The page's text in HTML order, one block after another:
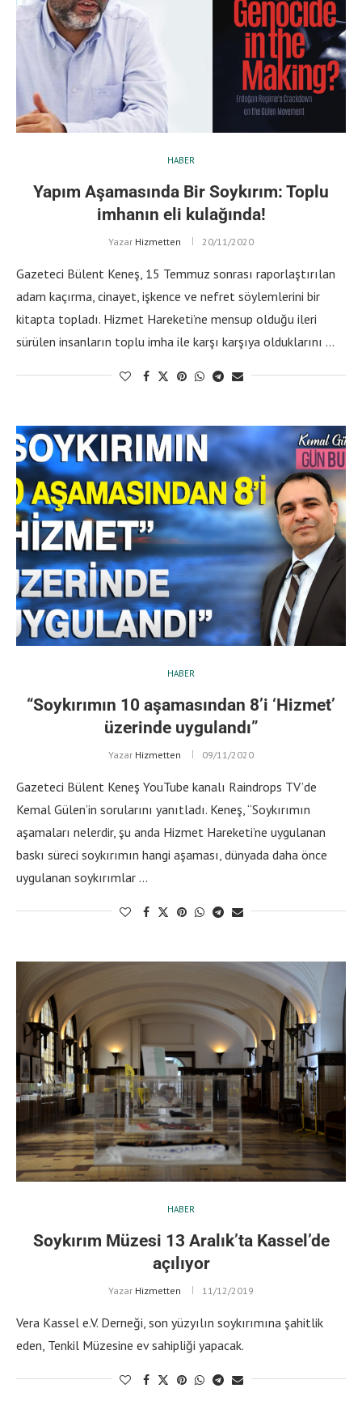
HABER
Yapım Aşamasında Bir Soykırım: Toplu
imhanın eli kulağında!
Yazar Hizmetten 20/11/2020
Gazeteci Bülent Keneş, 15 Temmuz sonrası raporlaştırılan
adam kaçırma, cinayet, işkence ve nefret söylemlerini bir
kitapta topladı. Hizmet Hareketi’ne mensup olduğu ileri
sürülen insanların toplu imha ile karşı karşıya olduklarını …
HABER
“Soykırımın 10 aşamasından 8’i ‘Hizmet’
üzerinde uygulandı”
Yazar Hizmetten 09/11/2020
Gazeteci Bülent Keneş YouTube kanalı Raindrops TV’de
Kemal Gülen’in sorularını yanıtladı. Keneş, “Soykırımın
aşamaları nelerdir, şu anda Hizmet Hareketi’ne uygulanan
baskı süreci soykırımın hangi aşaması, dünyada daha önce
uygulanan soykırımlar …
HABER
Soykırım Müzesi 13 Aralık’ta Kassel’de
açılıyor
Yazar Hizmetten 11/12/2019
Vera Kassel e.V. Derneği, son yüzyılın soykırımına şahitlik
eden, Tenkil Müzesine ev sahipliği yapacak.